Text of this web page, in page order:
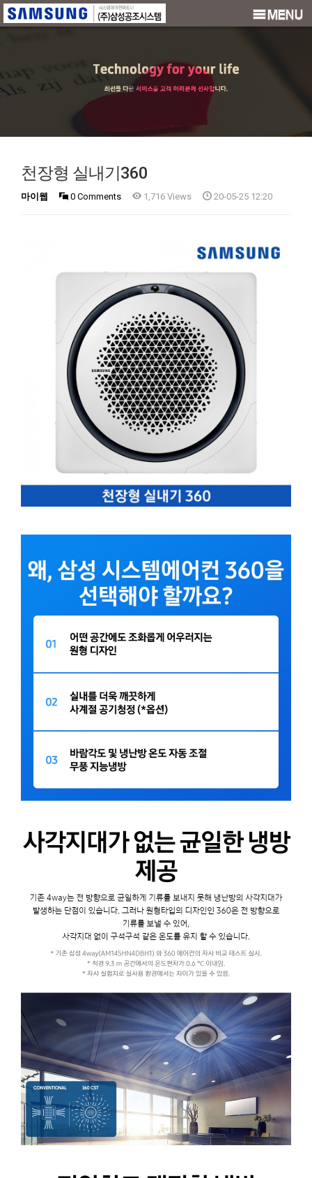
천장형 실내기360
마이웹 0 Comments 1,716 Views 20-05-25 12:20